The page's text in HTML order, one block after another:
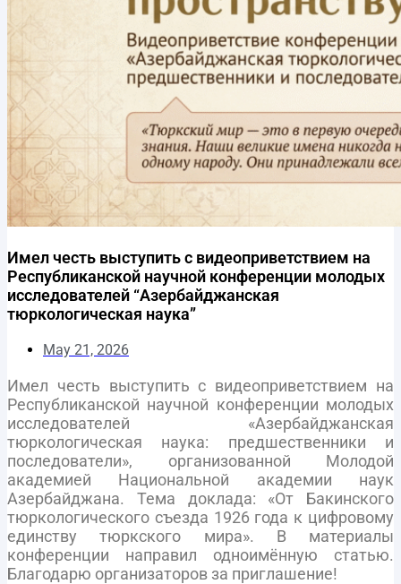
Имел честь выступить с видеоприветствием на
Республиканской научной конференции молодых
исследователей “Азербайджанская
тюркологическая наука”
May 21, 2026
Имел честь выступить с видеоприветствием на
Республиканской научной конференции молодых
исследователей «Азербайджанская
тюркологическая наука: предшественники и
последователи», организованной Молодой
академией Национальной академии наук
Азербайджана. Тема доклада: «От Бакинского
тюркологического съезда 1926 года к цифровому
единству тюркского мира». В материалы
конференции направил одноимённую статью.
Благодарю организаторов за приглашение!